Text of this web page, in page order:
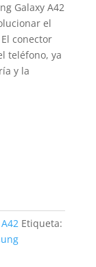
Galaxy A42
el
conector
teléfono, ya
y la
Etiqueta: